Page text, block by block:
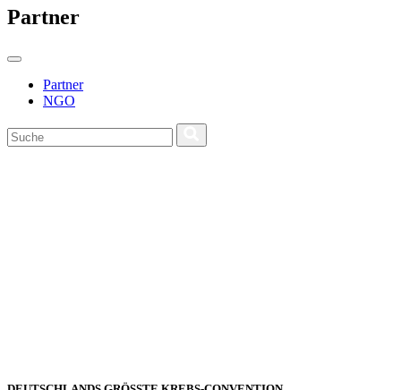
Partner
Partner
NGO